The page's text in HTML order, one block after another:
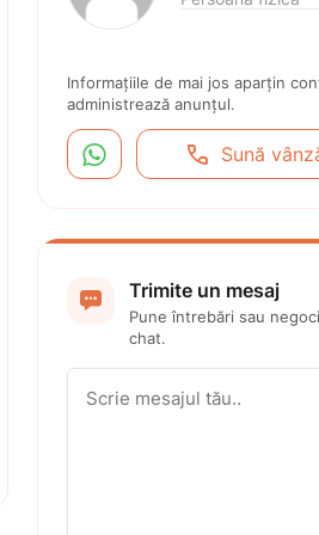
Informațiile de mai jos aparțin
administrează anunțul.
  Sună
 Trimite un mesaj
Pune întrebări sau
chat.